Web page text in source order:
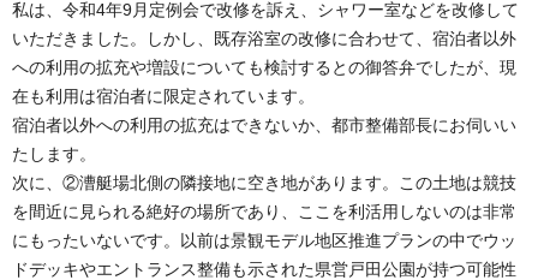
私は、令和4年9月定例会で改修を訴え、シャワー室などを改修して
いただきました。しかし、既存浴室の改修に合わせて、宿泊者以外
への利用の拡充や増設についても検討するとの御答弁でしたが、現
在も利用は宿泊者に限定されています。
宿泊者以外への利用の拡充はできないか、都市整備部長にお伺いい
たします。
次に、②漕艇場北側の隣接地に空き地があります。この土地は競技
を間近に見られる絶好の場所であり、ここを利活用しないのは非常
にもったいないです。以前は景観モデル地区推進プランの中でウッ
ドデッキやエントランス整備も示された県営戸田公園が持つ可能性